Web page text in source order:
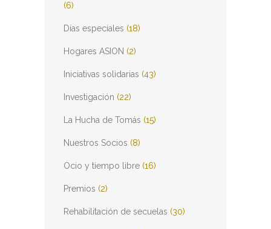
(6)
Días especiales (18)
Hogares ASION (2)
Iniciativas solidarias (43)
Investigación (22)
La Hucha de Tomás (15)
Nuestros Socios (8)
Ocio y tiempo libre (16)
Premios (2)
Rehabilitación de secuelas (30)